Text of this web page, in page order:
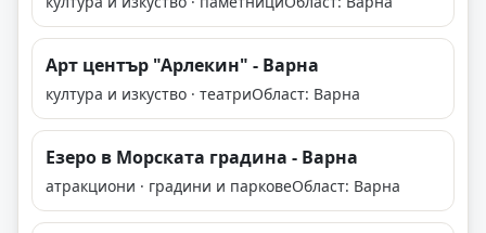
Арт център "Арлекин" - Варна
култура и изкуство · театриОбласт: Варна
Езеро в Mорската градина - Варна
атракциони · градини и парковеОбласт: Варна